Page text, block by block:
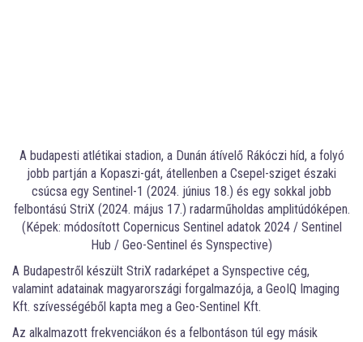
A budapesti atlétikai stadion, a Dunán átívelő Rákóczi híd, a folyó
jobb partján a Kopaszi-gát, átellenben a Csepel-sziget északi
csúcsa egy Sentinel-1 (2024. június 18.) és egy sokkal jobb
felbontású StriX (2024. május 17.) radarműholdas amplitúdóképen.
(Képek: módosított Copernicus Sentinel adatok 2024 / Sentinel
Hub / Geo-Sentinel és Synspective)
A Budapestről készült StriX radarképet a Synspective cég,
valamint adatainak magyarországi forgalmazója, a GeoIQ Imaging
Kft. szívességéből kapta meg a Geo-Sentinel Kft.
Az alkalmazott frekvenciákon és a felbontáson túl egy másik